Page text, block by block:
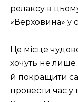
релаксу в
«Верховина» у
Це місце
хочуть не лише
й покращити
провести час